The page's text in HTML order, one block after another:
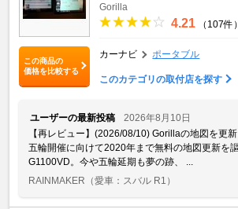
この商品の
価格を比較する
Gorilla
4.21 （107件）
カーナビ ポータブル
このカテゴリの取付店を探す
ユーザーの最新投稿
2026年8月10日
【再レビュー】(2026/08/10) Gorillaの地図を更
五輪開催に向けて2020年まで無料の地図更新を
G1100VD。今や五輪延期も夢の跡、 ...
RAINMAKER （愛車：スバル R1）